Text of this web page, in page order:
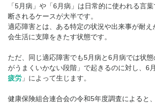
「5月病」や「6月病」は日常的に使われる言
断されるケースが大半です。
適応障害とは、ある特定の状況や出来事が耐
会生活に支障をきたす状態です。
ただ、同じ適応障害でも5月病と6月病では状
がうまくいかない段階」で起きるのに対し、6
疲労 」によって生じます。
健康保険組合連合会の令和5年度調査によると